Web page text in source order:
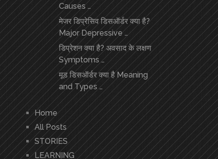
Causes …
मेजर डिप्रेसिव डिसऑर्डर क्या है?
Major Depressive …
डिप्रेशन क्या है? अवसाद के लक्षण
Symptoms …
मूड डिसऑर्डर क्या है Meaning
and Types …
Home
All Posts
STORIES
LEARNING